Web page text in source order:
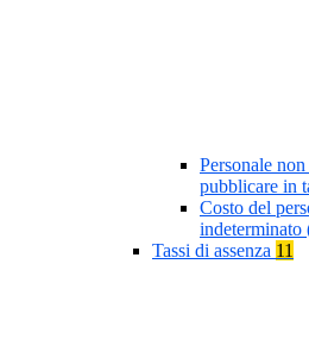
Personale
pubblicare in
Costo del
indeterminato
Tassi di assenza 11